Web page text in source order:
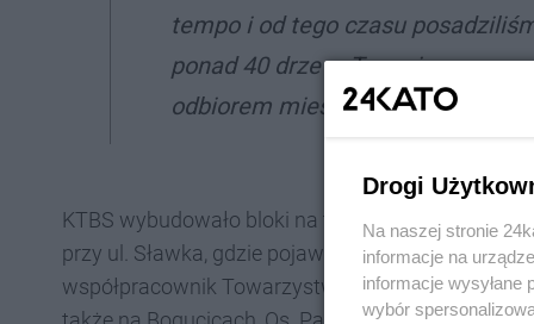
tempo i od tego czasu
ponad 40 drzew. Te zmiany są
odbiorem mieszkańców - chwali
KTBS wybudowało bloki na terenie 8 dzielnic
przy ul. Sławka, gdzie pojawiło się 21 drzew, w
współpracownik Towarzystwa, dosadziła także
Drogi
Na naszej stronie
informacje na
informacje wysyłane
wybór